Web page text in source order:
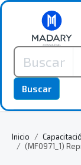
Buscar
Inicio
(MF0971_1)